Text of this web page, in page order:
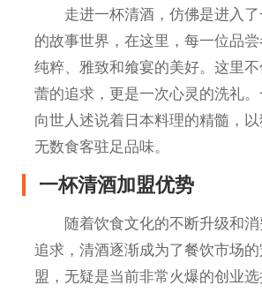
走进一杯清酒，仿佛是进入了
的故事世界，在这里，每一位品
纯粹、雅致和飨宴的美好。这里
蕾的追求，更是一次心灵的洗礼
向世人述说着日本料理的精髓，
无数食客驻足品味。
一杯清酒加盟优势
随着饮食文化的不断升级和消
追求，清酒逐渐成为了餐饮市场
盟，无疑是当前非常火爆的创业